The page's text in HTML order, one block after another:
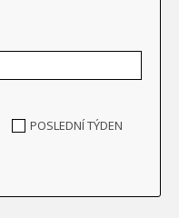
POSLEDNÍ TÝDEN